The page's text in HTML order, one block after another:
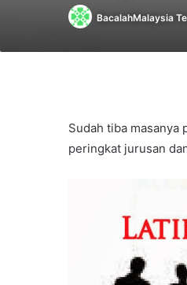
BacalahMalaysia
Sudah tiba
peringkat jurusan